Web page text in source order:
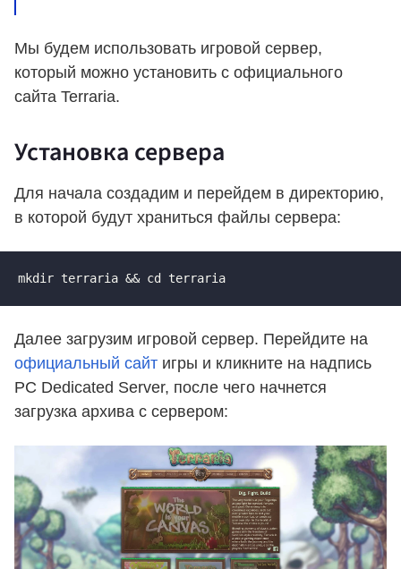
Мы будем использовать игровой сервер,
который можно установить с официального
сайта Terraria.
Установка сервера
Для начала создадим и перейдем в директорию,
в которой будут храниться файлы сервера:
mkdir terraria && cd terraria
Далее загрузим игровой сервер. Перейдите на
официальный сайт игры и кликните на надпись
PC Dedicated Server, после чего начнется
загрузка архива с сервером: